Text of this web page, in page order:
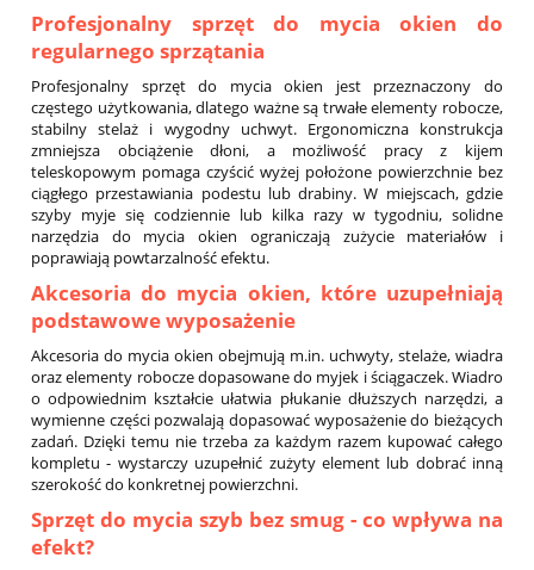
Profesjonalny sprzęt do mycia okien do
regularnego sprzątania
Profesjonalny sprzęt do mycia okien jest przeznaczony do
częstego użytkowania, dlatego ważne są trwałe elementy robocze,
stabilny stelaż i wygodny uchwyt. Ergonomiczna konstrukcja
zmniejsza obciążenie dłoni, a możliwość pracy z kijem
teleskopowym pomaga czyścić wyżej położone powierzchnie bez
ciągłego przestawiania podestu lub drabiny. W miejscach, gdzie
szyby myje się codziennie lub kilka razy w tygodniu, solidne
narzędzia do mycia okien ograniczają zużycie materiałów i
poprawiają powtarzalność efektu.
Akcesoria do mycia okien, które uzupełniają
podstawowe wyposażenie
Akcesoria do mycia okien obejmują m.in. uchwyty, stelaże, wiadra
oraz elementy robocze dopasowane do myjek i ściągaczek. Wiadro
o odpowiednim kształcie ułatwia płukanie dłuższych narzędzi, a
wymienne części pozwalają dopasować wyposażenie do bieżących
zadań. Dzięki temu nie trzeba za każdym razem kupować całego
kompletu - wystarczy uzupełnić zużyty element lub dobrać inną
szerokość do konkretnej powierzchni.
Sprzęt do mycia szyb bez smug - co wpływa na
efekt?